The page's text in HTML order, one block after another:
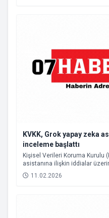
KVKK, Grok yapay zeka
inceleme başlattı
Kişisel Verileri Koruma Kurulu
asistanına ilişkin iddialar
11.02.2026